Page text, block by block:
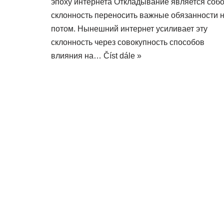
эпоху интернета Откладывание является
склонность переносить важные обязанности
потом. Нынешний интернет усиливает эту
склонность через совокупность способов
влияния на… Číst dále »